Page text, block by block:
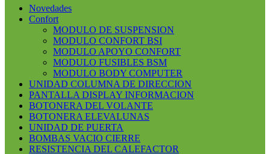
Novedades
Confort
MODULO DE SUSPENSION
MODULO CONFORT BSI
MODULO APOYO CONFORT
MODULO FUSIBLES BSM
MODULO BODY COMPUTER
UNIDAD COLUMNA DE DIRECCION
PANTALLA DISPLAY INFORMACION
BOTONERA DEL VOLANTE
BOTONERA ELEVALUNAS
UNIDAD DE PUERTA
BOMBAS VACIO CIERRE
RESISTENCIA DEL CALEFACTOR